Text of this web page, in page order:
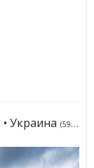
• Украина(5994